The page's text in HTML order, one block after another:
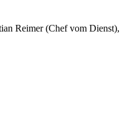
Reimer (Chef vom Dienst),